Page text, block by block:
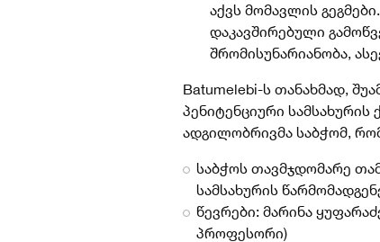
აქვს მომავლის
დაკავშირებული
შრომისუნარიანობა,
Batumelebi-ს თანახმად,
პენიტენციური
ადგილობრივმა საბჭომ,
საბჭოს თავმჯდომარე
სამსახურის
წევრები: მარინა
პროფესორი)